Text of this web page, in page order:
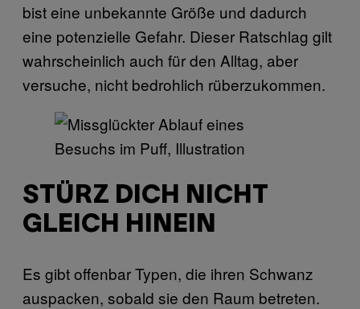
bist eine unbekannte Größe und dadurch
eine potenzielle Gefahr. Dieser Ratschlag gilt
wahrscheinlich auch für den Alltag, aber
versuche, nicht bedrohlich rüberzukommen.
STÜRZ DICH NICHT
GLEICH HINEIN
Es gibt offenbar Typen, die ihren Schwanz
auspacken, sobald sie den Raum betreten.